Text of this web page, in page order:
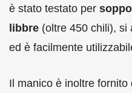
è stato testato per
libbre (oltre 450 chili), si
ed è facilmente
Il manico è inoltre fornito